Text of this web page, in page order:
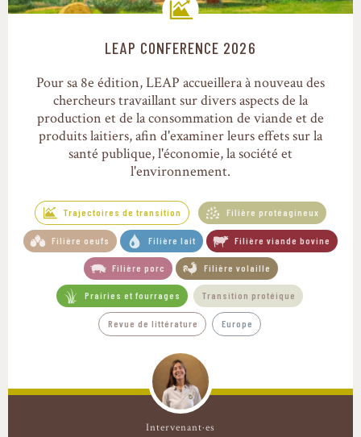
LEAP CONFERENCE 2026
Pour sa 8e édition, LEAP accueillera à nouveau des
chercheurs travaillant sur divers aspects de la
production et de la consommation de viande et de
produits laitiers, afin d'examiner leurs effets sur la
santé publique, l'économie, la société et
l'environnement.
Trajectoires de transition Filière protéagineux
Filière oeufs Filière lait Filière viande bovine
Filière porc Filière volaille
Prairies et fourrages Transition protéique
Revue de littérature Europe
Intervenant·es